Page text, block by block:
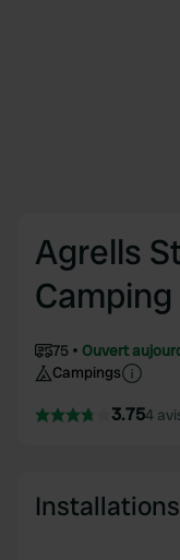
Agrells
Camping
75
Ouvert
Campings
3.754
Installations